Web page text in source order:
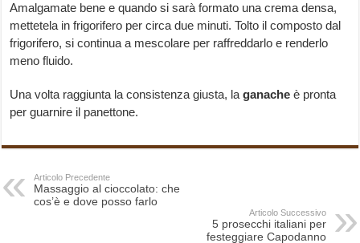
Amalgamate bene e quando si sarà formato una crema densa,
mettetela in frigorifero per circa due minuti. Tolto il composto dal
frigorifero, si continua a mescolare per raffreddarlo e renderlo
meno fluido.
Una volta raggiunta la consistenza giusta, laganache è pronta
per guarnire il panettone.
Articolo Precedente
Massaggio al cioccolato: che
cos’è e dove posso farlo
Articolo Successivo
5 prosecchi italiani per
festeggiare Capodanno